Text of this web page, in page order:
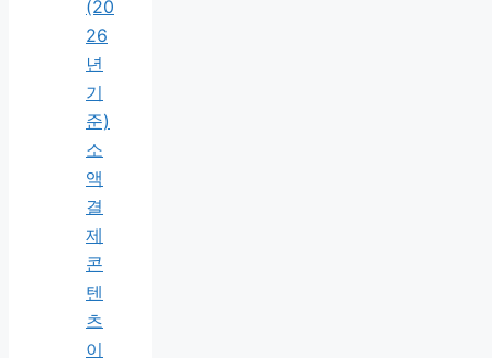
(20
26
년
기
준)
소
액
결
제
콘
텐
츠
이